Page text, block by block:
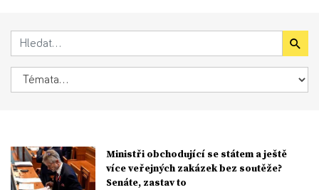
Ministři obchodující se státem a ještě
více veřejných zakázek bez soutěže?
Senáte, zastav to